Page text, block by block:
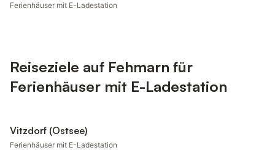
Ferienhäuser mit E-Ladestation
Reiseziele auf Fehmarn für
Ferienhäuser mit E-Ladestation
Vitzdorf (Ostsee)
Ferienhäuser mit E-Ladestation